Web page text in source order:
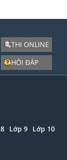
THI ONLINE
HỎI ĐÁP
Lớp 9 Lớp 10